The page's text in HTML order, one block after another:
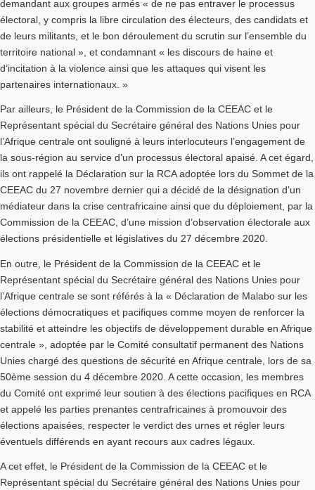
demandant aux groupes armés « de ne pas entraver le processus
électoral, y compris la libre circulation des électeurs, des candidats et
de leurs militants, et le bon déroulement du scrutin sur l’ensemble du
territoire national », et condamnant « les discours de haine et
d’incitation à la violence ainsi que les attaques qui visent les
partenaires internationaux. »
Par ailleurs, le Président de la Commission de la CEEAC et le
Représentant spécial du Secrétaire général des Nations Unies pour
l’Afrique centrale ont souligné à leurs interlocuteurs l’engagement de
la sous-région au service d’un processus électoral apaisé. A cet égard,
ils ont rappelé la Déclaration sur la RCA adoptée lors du Sommet de la
CEEAC du 27 novembre dernier qui a décidé de la désignation d’un
médiateur dans la crise centrafricaine ainsi que du déploiement, par la
Commission de la CEEAC, d’une mission d’observation électorale aux
élections présidentielle et législatives du 27 décembre 2020.
En outre, le Président de la Commission de la CEEAC et le
Représentant spécial du Secrétaire général des Nations Unies pour
l’Afrique centrale se sont référés à la « Déclaration de Malabo sur les
élections démocratiques et pacifiques comme moyen de renforcer la
stabilité et atteindre les objectifs de développement durable en Afrique
centrale », adoptée par le Comité consultatif permanent des Nations
Unies chargé des questions de sécurité en Afrique centrale, lors de sa
50ème session du 4 décembre 2020. A cette occasion, les membres
du Comité ont exprimé leur soutien à des élections pacifiques en RCA
et appelé les parties prenantes centrafricaines à promouvoir des
élections apaisées, respecter le verdict des urnes et régler leurs
éventuels différends en ayant recours aux cadres légaux.
A cet effet, le Président de la Commission de la CEEAC et le
Représentant spécial du Secrétaire général des Nations Unies pour